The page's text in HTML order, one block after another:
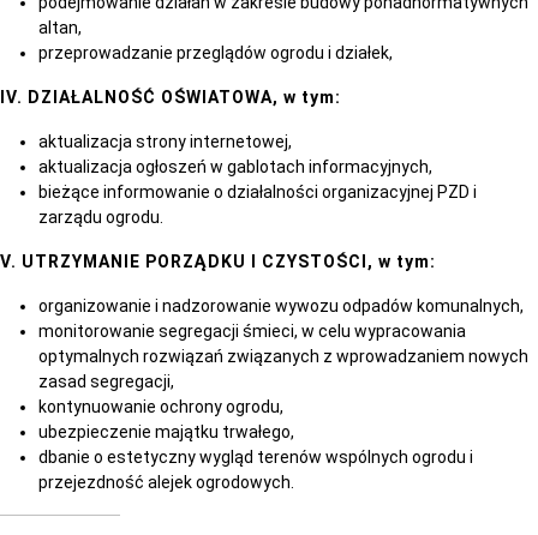
altan,
przeprowadzanie przeglądów ogrodu i działek,
IV. DZIAŁALNOŚĆ OŚWIATOWA, w tym:
aktualizacja strony internetowej,
aktualizacja ogłoszeń w gablotach informacyjnych,
bieżące informowanie o działalności organizacyjnej PZD i
zarządu ogrodu.
V. UTRZYMANIE PORZĄDKU I CZYSTOŚCI, w tym:
organizowanie i nadzorowanie wywozu odpadów komunalnych,
monitorowanie segregacji śmieci, w celu wypracowania
optymalnych rozwiązań związanych z wprowadzaniem nowych
zasad segregacji,
kontynuowanie ochrony ogrodu,
ubezpieczenie majątku trwałego,
dbanie o estetyczny wygląd terenów wspólnych ogrodu i
przejezdność alejek ogrodowych.